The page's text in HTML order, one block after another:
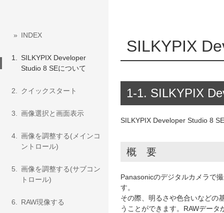
SILKYPIX
1-1. SILKYPIX
SILKYPIX Developer Studio 8
概 要
Panasonicのデジタルカメラで
す。
その際、明るさや色合いなどの
うことができます。RAWデー
» INDEX
1.
SILKYPIX Developer
Studio 8 SEについて
2. クイックスタート
3. 画像選択と画面表示
4.
画像を調整する(メインコ
ントロール)
5.
画像を調整する(サブコン
トロール)
6. RAW現像する